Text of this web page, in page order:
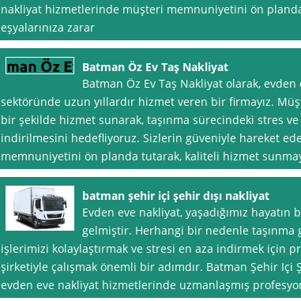
nakliyat hizmetlerinde müşteri memnuniyetini ön
eşyalarınıza zarar
Batman Öz Ev Taş Nakliyat
Batman Öz Ev Taş Nakliyat olarak, evden
sektöründe uzun yıllardır hizmet veren bir firmayız.
bir şekilde hizmet sunarak, taşınma sürecindeki stres
indirilmesini hedefliyoruz. Sizlerin güveniyle hareket
memnuniyetini ön planda tutarak, kaliteli hizmet
batman şehir içi şehir dışı nakliyat
Evden eve nakliyat, yaşadığımız hayatın
gelmiştir. Herhangi bir nedenle taşınma
işlerimizi kolaylaştırmak ve stresi en aza indirmek için
şirketiyle çalışmak önemli bir adımdır. Batman Şehir Içi
evden eve nakliyat hizmetlerinde uzmanlaşmış